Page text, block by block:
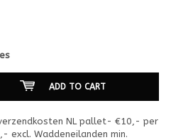
ADD TO CART
NL pallet- €10,- per
excl. Waddeneilanden min.